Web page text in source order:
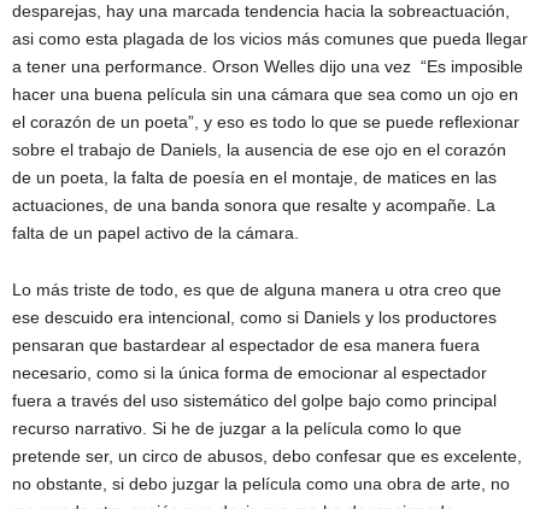
desparejas, hay una marcada tendencia hacia la sobreactuación,
asi como esta plagada de los vicios más comunes que pueda llegar
a tener una performance. Orson Welles dijo una vez “Es imposible
hacer una buena película sin una cámara que sea como un ojo en
el corazón de un poeta”, y eso es todo lo que se puede reflexionar
sobre el trabajo de Daniels, la ausencia de ese ojo en el corazón
de un poeta, la falta de poesía en el montaje, de matices en las
actuaciones, de una banda sonora que resalte y acompañe. La
falta de un papel activo de la cámara.
Lo más triste de todo, es que de alguna manera u otra creo que
ese descuido era intencional, como si Daniels y los productores
pensaran que bastardear al espectador de esa manera fuera
necesario, como si la única forma de emocionar al espectador
fuera a través del uso sistemático del golpe bajo como principal
recurso narrativo. Si he de juzgar a la película como lo que
pretende ser, un circo de abusos, debo confesar que es excelente,
no obstante, si debo juzgar la película como una obra de arte, no